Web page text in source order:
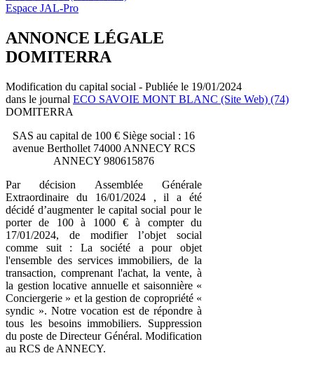
Espace JAL-Pro
ANNONCE LÉGALE
DOMITERRA
Modification du capital social - Publiée le 19/01/2024
dans le journal ECO SAVOIE MONT BLANC (Site Web) (74)
DOMITERRA
SAS au capital de 100 € Siège social : 16
avenue Berthollet 74000 ANNECY RCS
ANNECY 980615876
Par décision Assemblée Générale
Extraordinaire du 16/01/2024 , il a été
décidé d’augmenter le capital social pour le
porter de 100 à 1000 € à compter du
17/01/2024, de modifier l’objet social
comme suit : La société a pour objet
l'ensemble des services immobiliers, de la
transaction, comprenant l'achat, la vente, à
la gestion locative annuelle et saisonnière «
Conciergerie » et la gestion de copropriété «
syndic ». Notre vocation est de répondre à
tous les besoins immobiliers. Suppression
du poste de Directeur Général. Modification
au RCS de ANNECY.